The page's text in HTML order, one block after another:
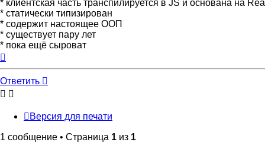
* клиентская часть транспилируется в JS и основана на
* статически типизирован
* содержит настоящее ООП
* существует пару лет
* пока ещё сыроват
к
началу
Ответить
Версия для печати
1 сообщение • Страница 1 из 1